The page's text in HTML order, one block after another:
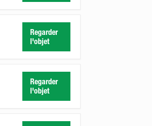
Regarder
l'objet
Regarder
l'objet